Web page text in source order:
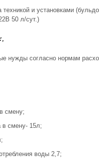
и установками
50 л/сут.)
нужды согласно нормам
смену;
в смену- 15л;
воды 2,7;